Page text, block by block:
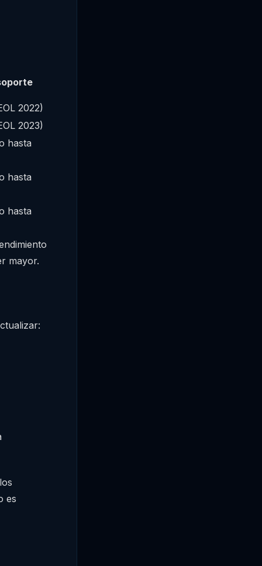
2022)
2023)
hasta
hasta
hasta
mayor.
es